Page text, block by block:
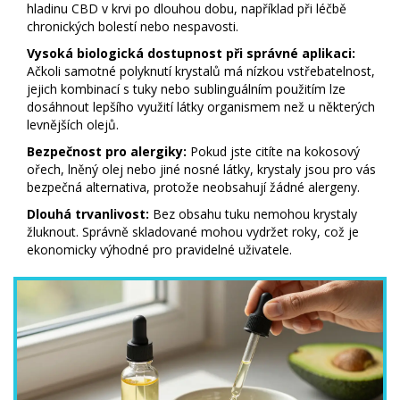
hladinu CBD v krvi po dlouhou dobu, například při léčbě
chronických bolestí nebo nespavosti.
Vysoká biologická dostupnost při správné aplikaci:
Ačkoli samotné polyknutí krystalů má nízkou vstřebatelnost,
jejich kombinací s tuky nebo sublinguálním použitím lze
dosáhnout lepšího využití látky organismem než u některých
levnějších olejů.
Bezpečnost pro alergiky: Pokud jste citíte na kokosový
ořech, lněný olej nebo jiné nosné látky, krystaly jsou pro vás
bezpečná alternativa, protože neobsahují žádné alergeny.
Dlouhá trvanlivost: Bez obsahu tuku nemohou krystaly
žluknout. Správně skladované mohou vydržet roky, což je
ekonomicky výhodné pro pravidelné uživatele.